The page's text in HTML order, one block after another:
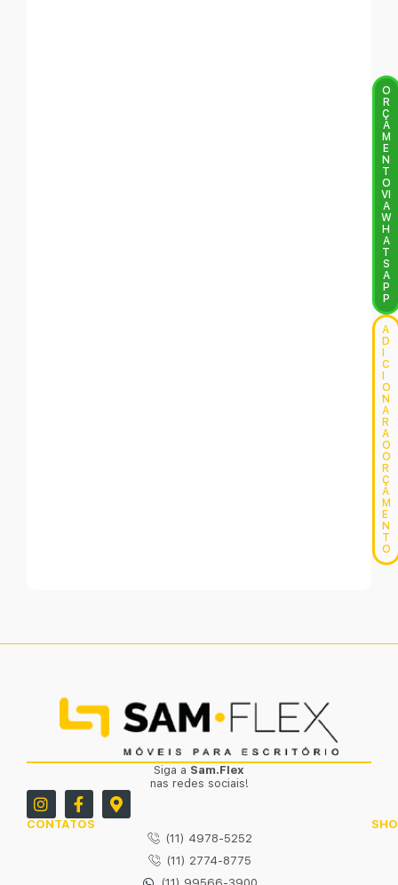
O
R
Ç
A
M
E
N
T
O
VI
A
W
H
A
T
S
A
P
P
A
D
C
O
N
A
R
A
O
O
R
Ç
A
M
E
N
T
O
Siga a Sam.Flex
nas redes sociais!
CONTATOS
(11) 4978-5252
(11) 2774-8775